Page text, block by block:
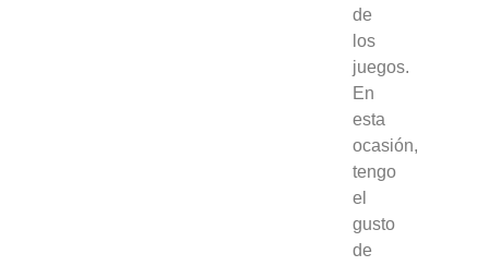
de
los
juegos.
En
esta
ocasión,
tengo
el
gusto
de